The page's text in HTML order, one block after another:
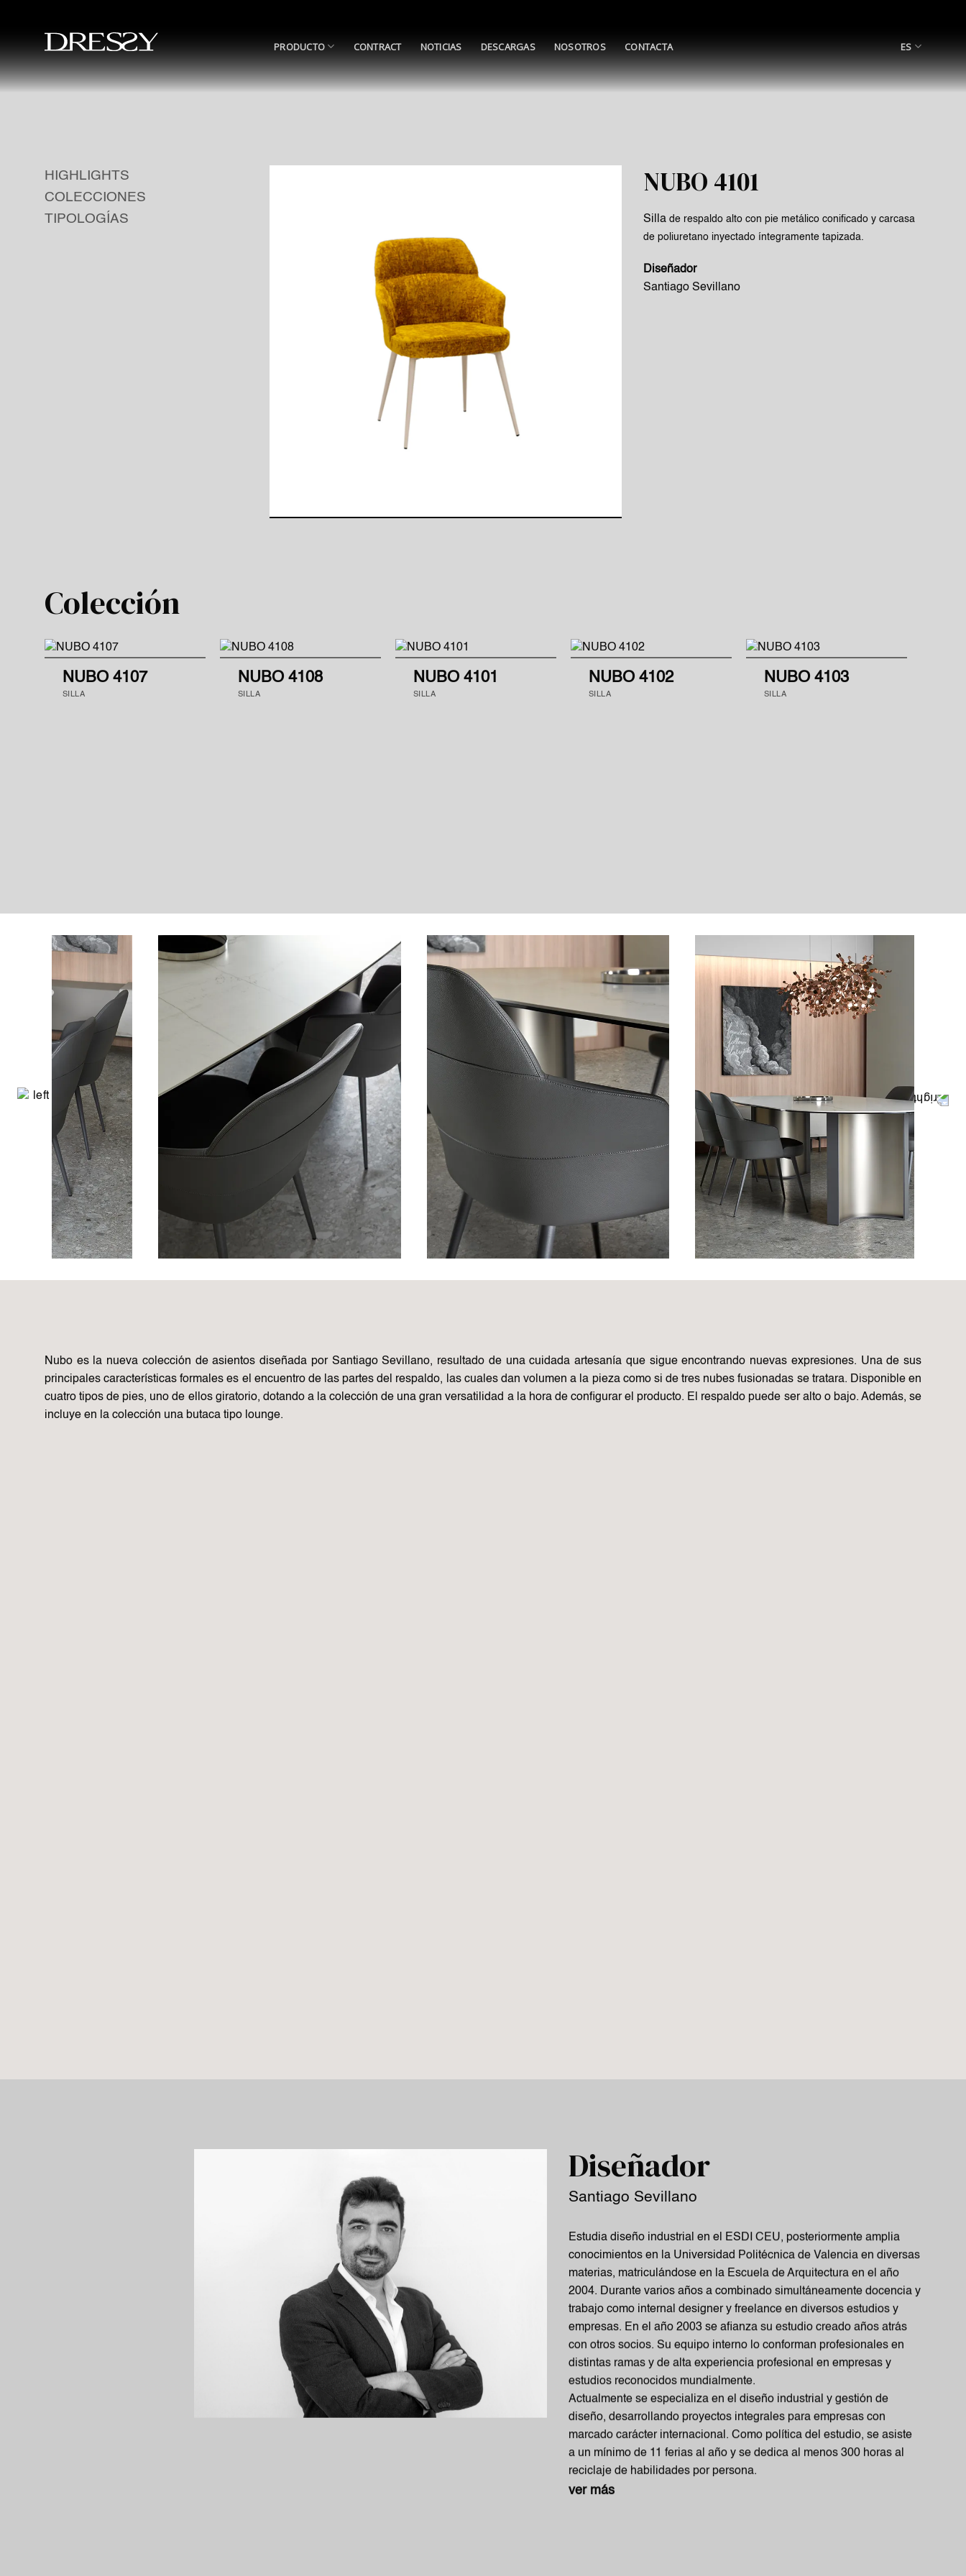
PRODUCTO CONTRACT NOTICIAS DESCARGAS NOSOTROS CONTACTA ES
HIGHLIGHTS
COLECCIONES
TIPOLOGÍAS
NUBO 4101
Sillade respaldoalto con pie metálico conificado y carcasa
de poliuretano inyectado íntegramente tapizada.‎
Diseñador
Santiago Sevillano
Colección
SILLA
NUBO 4107
SILLA
NUBO 4108
SILLA
NUBO 4101
SILLA
NUBO 4102
SILLA
NUBO 4103
Nubo es la nueva colección de asientos diseñada por Santiago Sevillano, resultado de una cuidada artesanía que sigue encontrando nuevas expresiones. Una de sus
principales características formales es el encuentro de las partes del respaldo, las cuales dan volumen a la pieza como si de tres nubes fusionadas se tratara. Disponible en
cuatro tipos de pies, uno de ellos giratorio, dotando a la colección de una gran versatilidad a la hora de configurar el producto. El respaldo puede ser alto o bajo. Además, se
incluye en la colección una butaca tipo lounge.
Diseñador
Santiago Sevillano
Estudia diseño industrial en el ESDI CEU, posteriormente amplia
conocimientos en la Universidad Politécnica de Valencia en diversas
materias, matriculándose en la Escuela de Arquitectura en el año
2004. Durante varios años a combinado simultáneamente docencia y
trabajo como internal designer y freelance en diversos estudios y
empresas. En el año 2003 se afianza su estudio creado años atrás
con otros socios. Su equipo interno lo conforman profesionales en
distintas ramas y de alta experiencia profesional en empresas y
estudios reconocidos mundialmente.
Actualmente se especializa en el diseño industrial y gestión de
diseño, desarrollando proyectos integrales para empresas con
marcado carácter internacional. Como política del estudio, se asiste
a un mínimo de 11 ferias al año y se dedica al menos 300 horas al
reciclaje de habilidades por persona.
ver más